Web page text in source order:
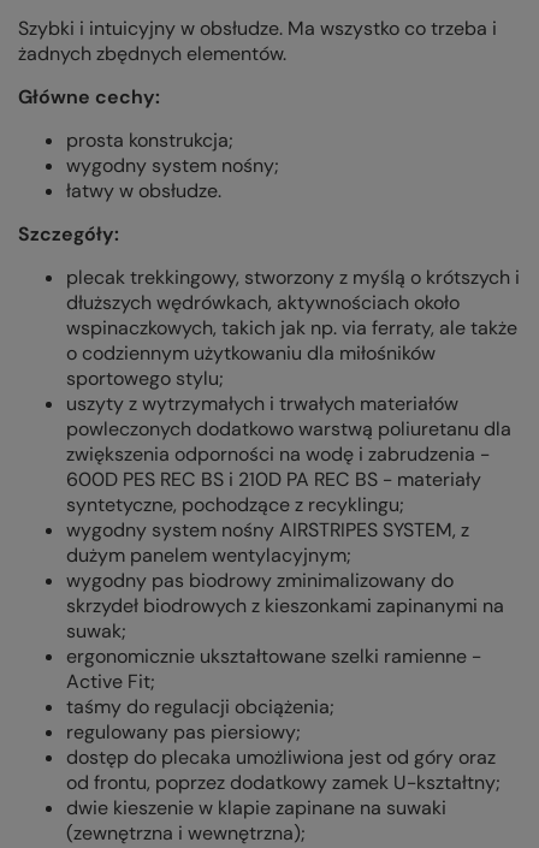
Szybki i intuicyjny w obsłudze. Ma wszystko co trzeba i
żadnych zbędnych elementów.
Główne cechy:
prosta konstrukcja;
wygodny system nośny;
łatwy w obsłudze.
Szczegóły:
plecak trekkingowy, stworzony z myślą o krótszych i
dłuższych wędrówkach, aktywnościach około
wspinaczkowych, takich jak np. via ferraty, ale także
o codziennym użytkowaniu dla miłośników
sportowego stylu;
uszyty z wytrzymałych i trwałych materiałów
powleczonych dodatkowo warstwą poliuretanu dla
zwiększenia odporności na wodę i zabrudzenia -
600D PES REC BS i 210D PA REC BS - materiały
syntetyczne, pochodzące z recyklingu;
wygodny system nośny AIRSTRIPES SYSTEM, z
dużym panelem wentylacyjnym;
wygodny pas biodrowy zminimalizowany do
skrzydeł biodrowych z kieszonkami zapinanymi na
suwak;
ergonomicznie ukształtowane szelki ramienne -
Active Fit;
taśmy do regulacji obciążenia;
regulowany pas piersiowy;
dostęp do plecaka umożliwiona jest od góry oraz
od frontu, poprzez dodatkowy zamek U-kształtny;
dwie kieszenie w klapie zapinane na suwaki
(zewnętrzna i wewnętrzna);